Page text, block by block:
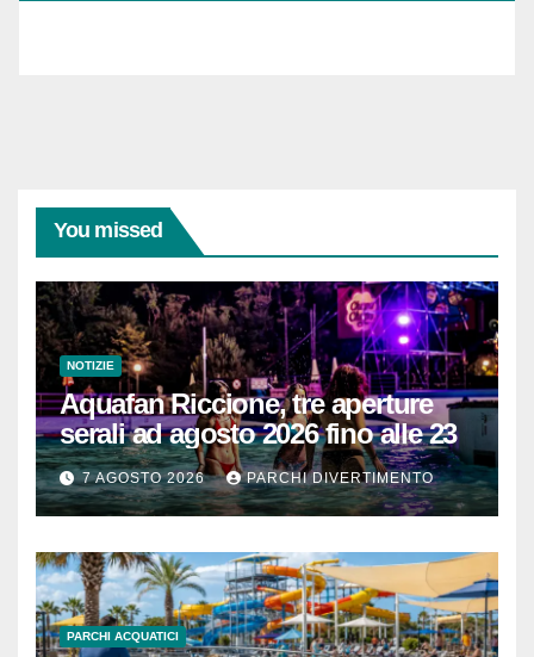
You missed
NOTIZIE
Aquafan Riccione, tre aperture
serali ad agosto 2026 fino alle 23
7 AGOSTO 2026 PARCHI DIVERTIMENTO
PARCHI ACQUATICI